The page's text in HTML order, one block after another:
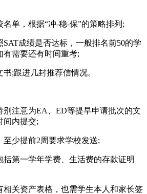
单，根据“冲-稳-保”的策略排列;
成绩是否达标，一般排名前50的学
有需要还有时间重考;
;跟进几封推荐信情况。
注意为EA、ED等提早申请批次的文
间内提交;
少提前2周要求学校发送;
第一学年学费、生活费的存款证明
关资产表格，也需学生本人和家长签